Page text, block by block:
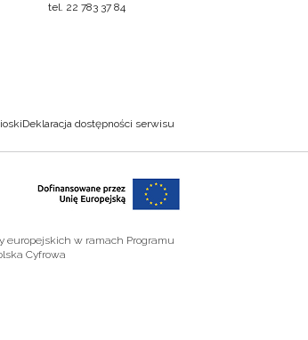
tel. 22 783 37 84
Deklaracja dostępności serwisu
europejskich w ramach Programu
Cyfrowa